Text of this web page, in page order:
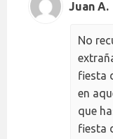
Juan A.
No
fiesta
en
que
fiesta